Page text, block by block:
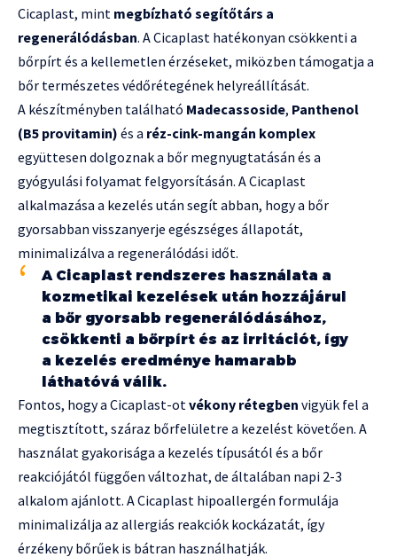
Cicaplast, mint megbízható segítőtárs a
regenerálódásban. A Cicaplast hatékonyan csökkenti a
bőrpírt és a kellemetlen érzéseket, miközben támogatja a
bőr természetes védőrétegének helyreállítását.
A készítményben található Madecassoside, Panthenol
(B5 provitamin) és a réz-cink-mangán komplex
együttesen dolgoznak a bőr megnyugtatásán és a
gyógyulási folyamat felgyorsításán. A Cicaplast
alkalmazása a kezelés után segít abban, hogy a bőr
gyorsabban visszanyerje egészséges állapotát,
minimalizálva a regenerálódási időt.
A Cicaplast rendszeres használata a
kozmetikai kezelések után hozzájárul
a bőr gyorsabb regenerálódásához,
csökkenti a bőrpírt és az irritációt, így
a kezelés eredménye hamarabb
láthatóvá válik.
Fontos, hogy a Cicaplast-otvékony rétegben vigyük fel a
megtisztított, száraz bőrfelületre a kezelést követően. A
használat gyakorisága a kezelés típusától és a bőr
reakciójától függően változhat, de általában napi 2-3
alkalom ajánlott. A Cicaplast hipoallergén formulája
minimalizálja az allergiás reakciók kockázatát, így
érzékeny bőrűek is bátran használhatják.